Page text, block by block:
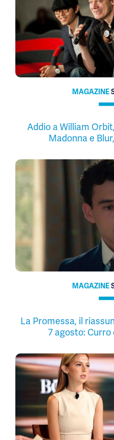
MAGAZINE
Addio a William
Madonna e
MAGAZINE
La Promessa, il
7 agosto: Curro